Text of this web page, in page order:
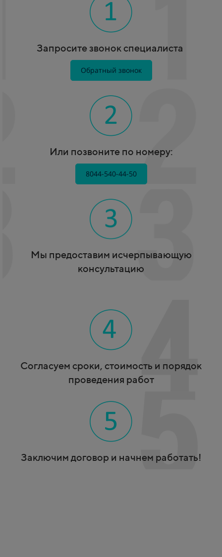
Запросите звонок специалиста
Обратный звонок
Или позвоните по номеру:
8044-540-44-50
Мы предоставим исчерпывающую
консультацию
Согласуем сроки, стоимость и порядок
проведения работ
Заключим договор и начнем работать!